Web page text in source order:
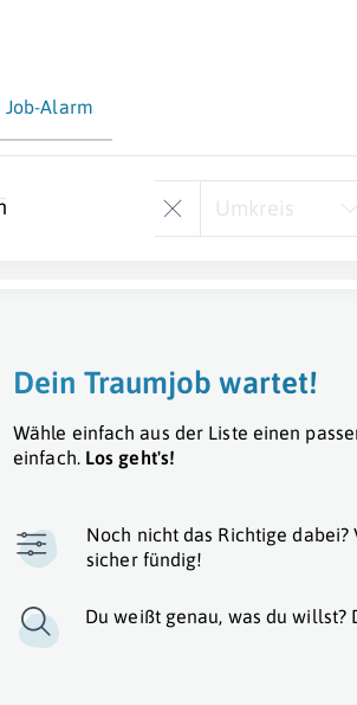
Job-Alarm
Umkreis
Dein Traumjob wartet!
Wähle einfach aus der Liste einen
einfach. Los geht's!
Noch nicht das Richtige
sicher fündig!
Du weißt genau, was du willst?